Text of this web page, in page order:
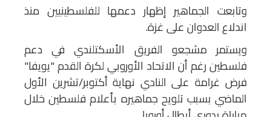
وتابعت الجماهير إظهار دعمها للفلسطينيين منذ
اندلاع العدوان على غزة.
ويستمر مشجعو الفريق الأسكتلندي في دعم
فلسطين رغم أن الاتحاد الأوروبي لكرة القدم "يويفا"
فرض غرامة على النادي نهاية أكتوبر/تشرين الأول
الماضي بسبب تلويح جماهيره بأعلام فلسطين خلال